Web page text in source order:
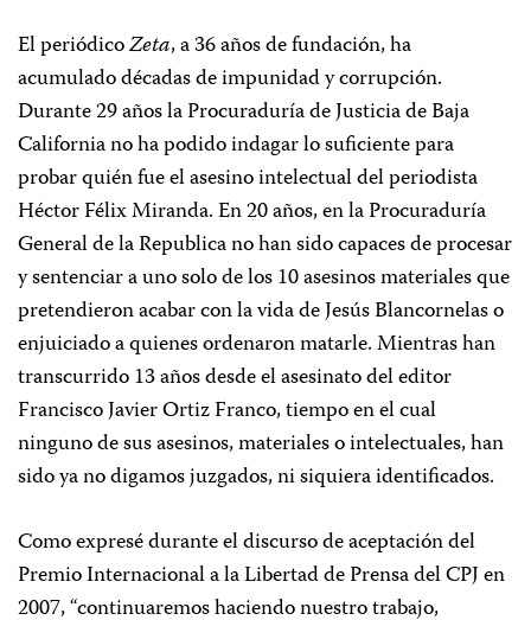
El periódicoZeta, a 36 años de fundación, ha
acumulado décadas de impunidad y corrupción.
Durante 29 años la Procuraduría de Justicia de Baja
California no ha podido indagar lo suficiente para
probar quién fue el asesino intelectual del periodista
Héctor Félix Miranda. En 20 años, en la Procuraduría
General de la Republica no han sido capaces de procesar
y sentenciar a uno solo de los 10 asesinos materiales que
pretendieron acabar con la vida de Jesús Blancornelas o
enjuiciado a quienes ordenaron matarle. Mientras han
transcurrido 13 años desde el asesinato del editor
Francisco Javier Ortiz Franco, tiempo en el cual
ninguno de sus asesinos, materiales o intelectuales, han
sido ya no digamos juzgados, ni siquiera identificados.
Como expresé durante el discurso de aceptación del
Premio Internacional a la Libertad de Prensa del CPJ en
2007, “continuaremos haciendo nuestro trabajo,